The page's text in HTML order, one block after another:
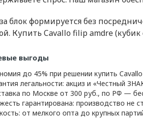
блок формируется без
Купить Cavallo filip amdre
выгоды
до 45% при решении купить
легальности: акциз и «Честный
по Москве от 300 руб., по РФ —
гарантирована: производство не
от мелкого опта до крупных